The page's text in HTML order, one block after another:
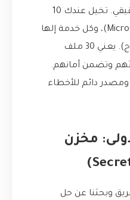
كابوس حقيقي. تخيل عندك 10
خدمات مصغرة (Microservices)، وكل خدمة إلها
وتضمن أمانهم.
دائم للأخطاء
مخزن
وبحثنا عن حل